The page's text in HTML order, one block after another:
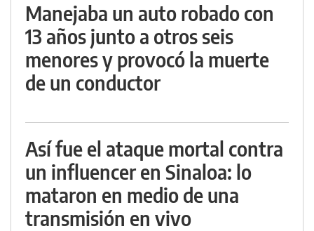
Manejaba un auto robado con
13 años junto a otros seis
menores y provocó la muerte
de un conductor
Así fue el ataque mortal contra
un influencer en Sinaloa: lo
mataron en medio de una
transmisión en vivo